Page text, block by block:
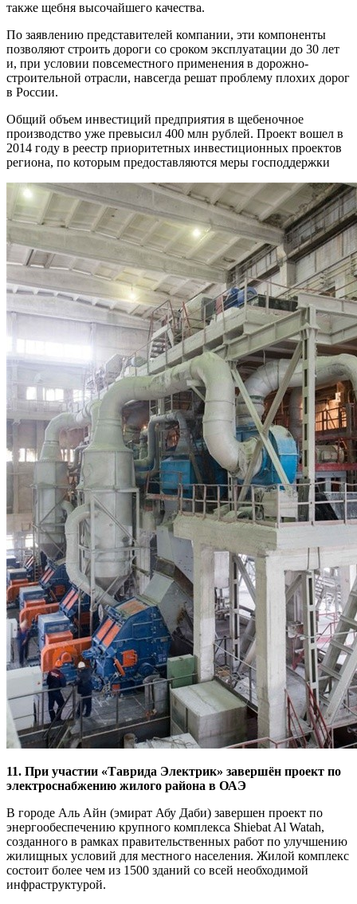
также щебня высочайшего качества.
По заявлению представителей компании, эти компоненты
позволяют строить дороги со сроком эксплуатации до 30 лет
и, при условии повсеместного применения в дорожно-
строительной отрасли, навсегда решат проблему плохих дорог
в России.
Общий объем инвестиций предприятия в щебеночное
производство уже превысил 400 млн рублей. Проект вошел в
2014 году в реестр приоритетных инвестиционных проектов
региона, по которым предоставляются меры господдержки
11. При участии «Таврида Электрик» завершён проект по
электроснабжению жилого района в ОАЭ
В городе Аль Айн (эмират Абу Даби) завершен проект по
энергообеспечению крупного комплекса Shiebat Al Watah,
созданного в рамках правительственных работ по улучшению
жилищных условий для местного населения. Жилой комплекс
состоит более чем из 1500 зданий со всей необходимой
инфраструктурой.